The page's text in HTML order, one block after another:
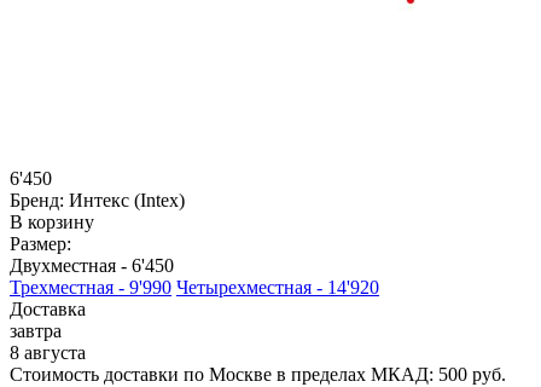
6'450
Бренд: Интекс (Intex)
В корзину
Размер:
Двухместная - 6'450
Трехместная - 9'990 Четырехместная - 14'920
Доставка
завтра
8 августа
Стоимость доставки по Москве в пределах МКАД: 500 руб.